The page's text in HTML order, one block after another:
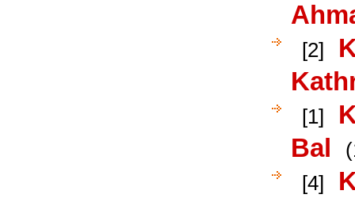
[2]
[1]
Bal
[4]